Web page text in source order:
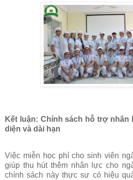
Kết luận: Chính sách hỗ trợ nhân
diện và dài hạn
Việc miễn học phí cho sinh viên
giúp thu hút thêm nhân lực cho
chính sách này thực sự có hiệu